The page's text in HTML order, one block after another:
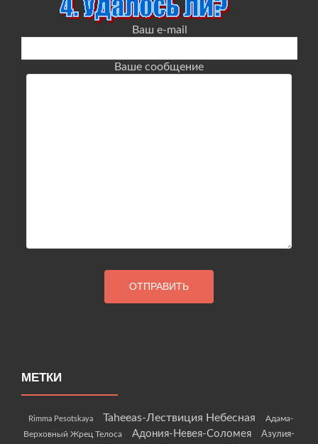
Ваш e-mail
Ваше сообщение
МЕТКИ
Rimma Pesotskaya Taheeas-Лествиция Небесная
Адама-
Верховный Жрец Телоса
Адония-Невея-Соломея
Азулия-